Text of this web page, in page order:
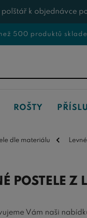
k objednávce
500 produktů
ROŠTY
dle materiálu
POSTELE
Vám naši